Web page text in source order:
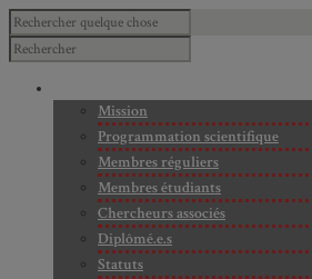
Mission
Programmation scientifique
Membres réguliers
Membres étudiants
Chercheurs associés
Diplômé.e.s
Statuts